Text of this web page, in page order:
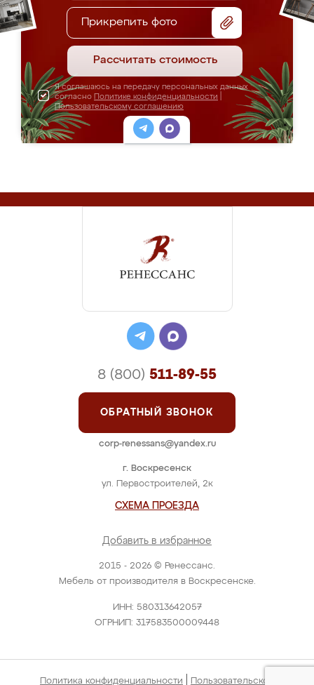
Прикрепить фото
Рассчитать стоимость
Я соглашаюсь на передачу персональных данных
согласно Политике конфиденциальности
Пользовательскому соглашению
2015 - 2026 © Ренессанс.
Мебель от производителя в Воскресенске.
ИНН: 580313642057
ОГРНИП: 317583500009448
г. Воскресенск
ул. Первостроителей, 2к
СХЕМА ПРОЕЗДА
Добавить в избранное
8 (800) 511-89-55
ОБРАТНЫЙ ЗВОНОК
corp-renessans@yandex.ru
Политика конфиденциальности Пользовательское